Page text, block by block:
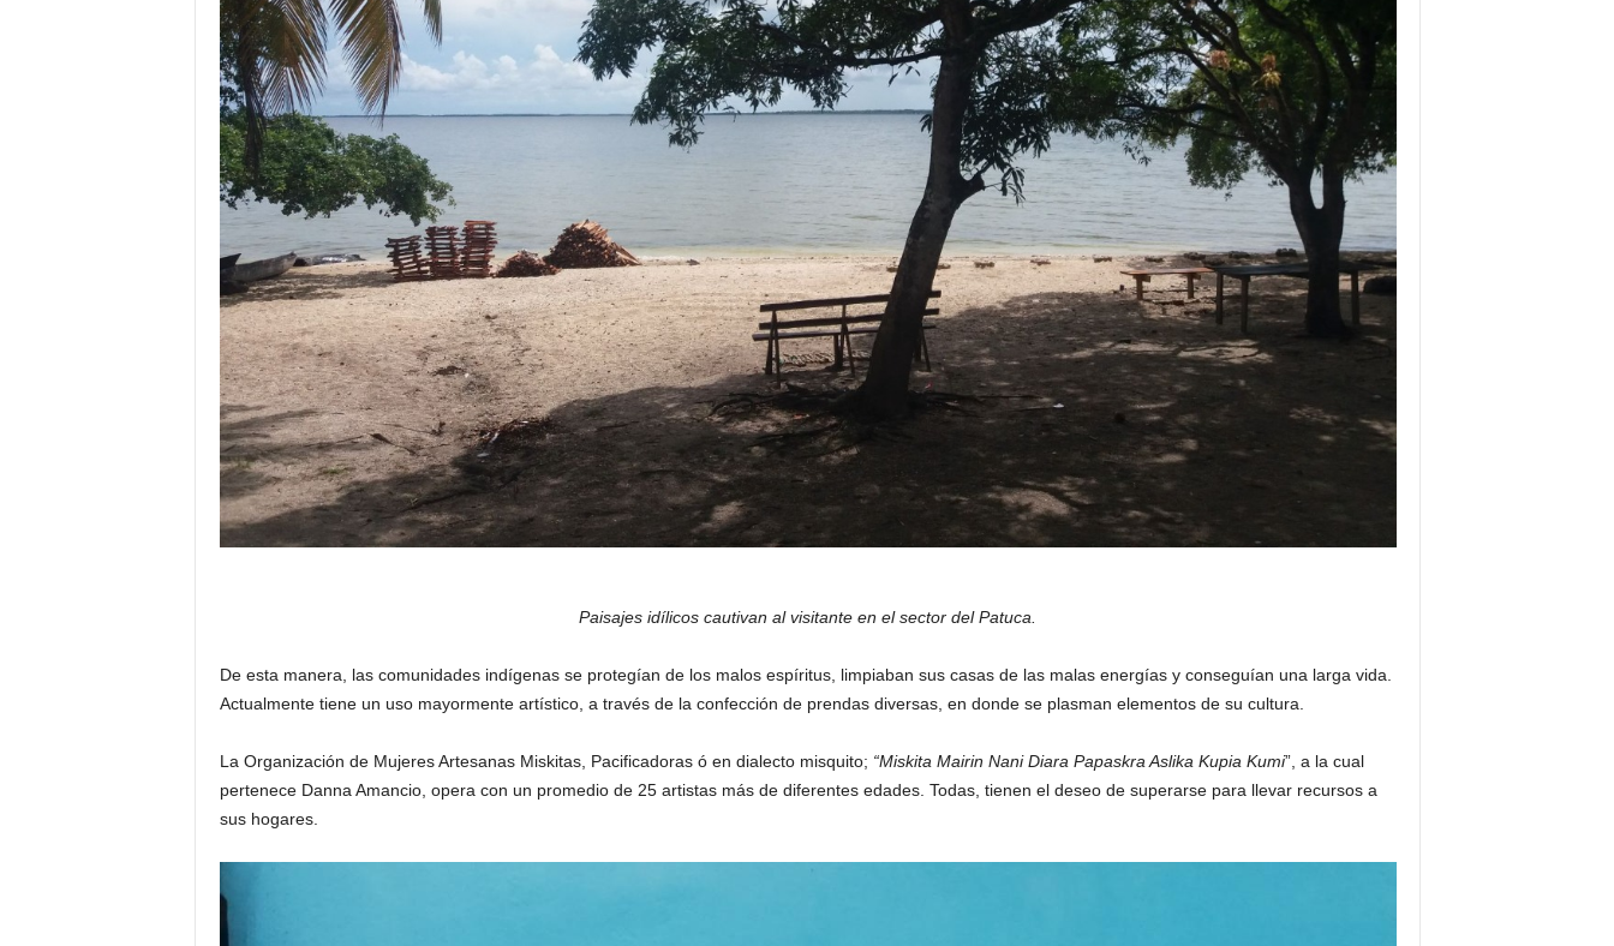
Paisajes idílicos cautivan al visitante en el sector del Patuca.
De esta manera, las comunidades indígenas se protegían de los malos espíritus, limpiaban sus casas de las malas energías y conseguían una larga vida.
Actualmente tiene un uso mayormente artístico, a través de la confección de prendas diversas, en donde se plasman elementos de su cultura.
La Organización de Mujeres Artesanas Miskitas, Pacificadoras ó en dialecto misquito; “Miskita Mairin Nani Diara Papaskra Aslika Kupia Kumi”, a la cual
pertenece Danna Amancio, opera con un promedio de 25 artistas más de diferentes edades. Todas, tienen el deseo de superarse para llevar recursos a
sus hogares.